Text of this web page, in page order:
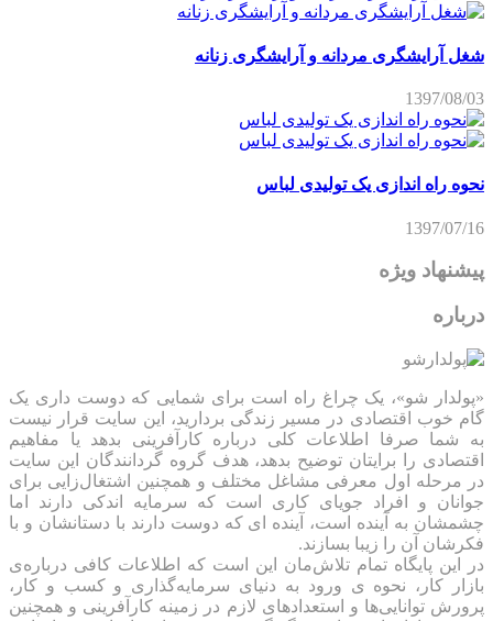
شغل آرایشگری مردانه و آرایشگری زنانه
1397/08/03
نحوه راه اندازی یک تولیدی لباس
1397/07/16
پیشنهاد ویژه
درباره
«پولدار شو»، یک چراغ راه است برای شمایی که دوست داری یک
گام خوب اقتصادی در مسیر زندگی بردارید، این سایت قرار نیست
به شما صرفا اطلاعات کلی درباره کارآفرینی بدهد یا مفاهیم
اقتصادی را برایتان توضیح بدهد، هدف گروه گردانندگان این سایت
در مرحله اول معرفی مشاغل مختلف و همچنین اشتغال‌زایی برای
جوانان و افراد جویای کاری است که سرمایه اندکی دارند اما
چشمشان به آینده است، آینده ای که دوست دارند با دستانشان و با
فکرشان آن را زیبا بسازند.
در این پایگاه تمام تلاش‌مان این است که ‌اطلاعات کافی درباره‌ی
بازار کار، نحوه ی ورود به دنیای سرمایه‌گذاری و کسب و کار،
پرورش توانایی‌ها و استعدادهای لازم در زمینه کارآفرینی و همچنین